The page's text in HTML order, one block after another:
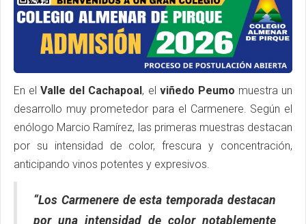
En elValle del Cachapoal , el viñedo Peumo muestra un
desarrollo muy prometedor para el Carmenere. Según el
enólogo Marcio Ramírez, las primeras muestras destacan
por su intensidad de color, frescura y concentración,
anticipando vinos potentes y expresivos.
“Los Carmenere de esta temporada destacan
por una intensidad de color notablemente